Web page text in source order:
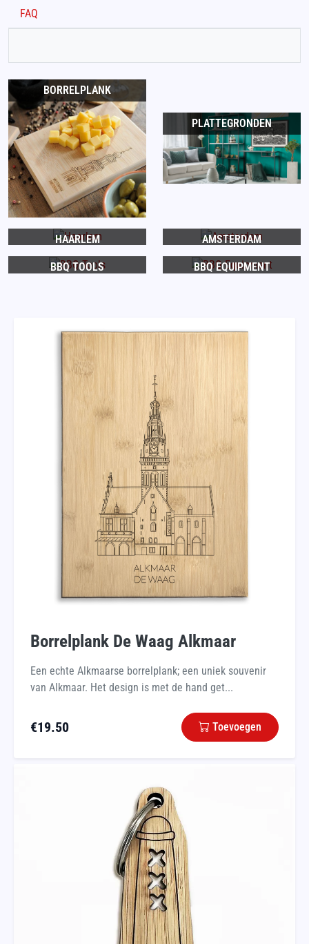
FAQ
BORRELPLANK
PLATTEGRONDEN
HAARLEM AMSTERDAM
BBQ TOOLS BBQ EQUIPMENT
Borrelplank De Waag Alkmaar
Een echte Alkmaarse borrelplank; een uniek souvenir
van Alkmaar. Het design is met de hand get...
€19.50 Toevoegen